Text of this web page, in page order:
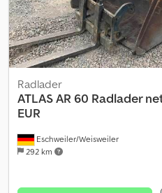
Standard Schaufel 2.065 mm
Akozhmm Rowef
Eschweiler/Weisweiler
292 km
Radlader
ATLASAR 60 Radlader
EUR